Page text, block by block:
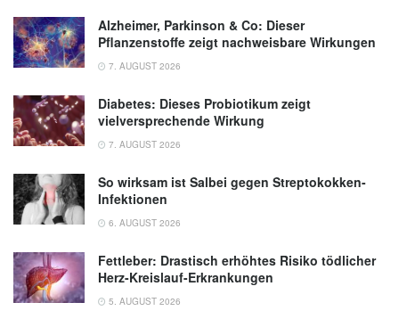
Antonio identifies the first potential probiotic
treatment for lupus (veröffentlicht
25.06.2026),eurekalert.org
Alzheimer, Parkinson & Co: Dieser
Pflanzenstoffe zeigt nachweisbare Wirkungen
7. AUGUST 2026
Diabetes: Dieses Probiotikum zeigt
vielversprechende Wirkung
7. AUGUST 2026
So wirksam ist Salbei gegen Streptokokken-
Infektionen
6. AUGUST 2026
Fettleber: Drastisch erhöhtes Risiko tödlicher
Herz-Kreislauf-Erkrankungen
5. AUGUST 2026